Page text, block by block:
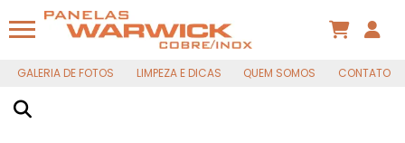
GALERIA DE FOTOS LIMPEZA E DICAS QUEM SOMOS CONTATO
Há algumas horas